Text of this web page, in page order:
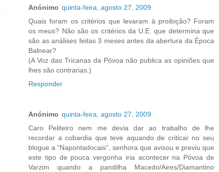
Anónimo quinta-feira, agosto 27, 2009
Quais foram os critérios que levaram à proibição? Foram
os meus? Não são os critérios da U.E. que determina que
são as análises feitas 3 meses antes da abertura da Época
Balnear?
(A Voz das Tricanas da Póvoa não publica as opiniões que
lhes são contrarias.)
Responder
Anónimo quinta-feira, agosto 27, 2009
Caro Peliteiro nem me devia dar ao trabalho de lhe
recordar a cobardia que teve aquando de criticar no seu
blogue a “Napontadocais”, senhora que avisou e previu que
este tipo de pouca vergonha iria acontecer na Póvoa de
Varzim quando a pandilha Macedo/Aires/Diamantino